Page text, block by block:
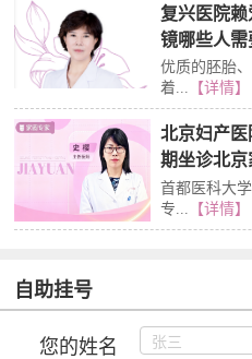
复兴医院
镜哪些人需
优质的胚胎
着... 【详情】
北京妇产
期坐诊北京
首都医科大
专...
【详情】
自助挂号
您的姓名